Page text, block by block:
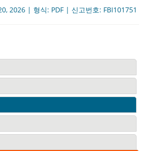
2026 | 형식: PDF | 신고번호: FBI101751